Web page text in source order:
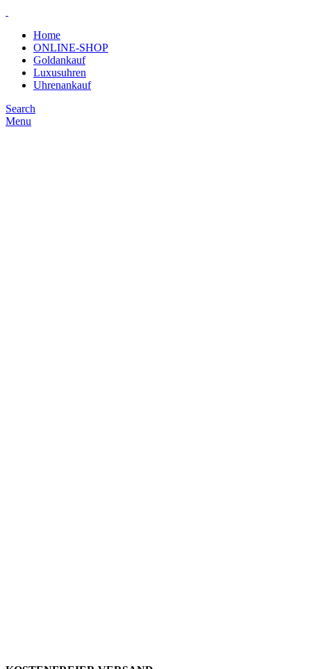
Home
ONLINE-SHOP
Goldankauf
Luxusuhren
Uhrenankauf
Search
Menu